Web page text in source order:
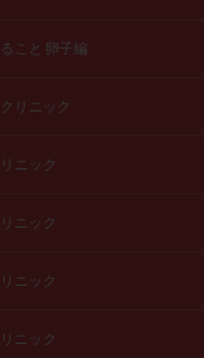
こと 卵子編
リニック
ニック
ニック
ニック
ニック